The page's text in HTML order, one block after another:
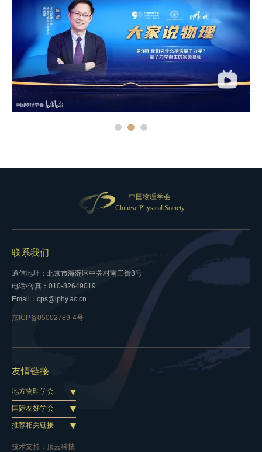
中国物理学会
Chinese Physical Society
联系我们
通信地址：北京市海淀区中关村南三街8号
电话/传真：010-82649019
Email：cps@iphy.ac.cn
京ICP备05002789-4号
友情链接
地方物理学会
国际友好学会
推荐相关链接
技术支持： 顶云科技